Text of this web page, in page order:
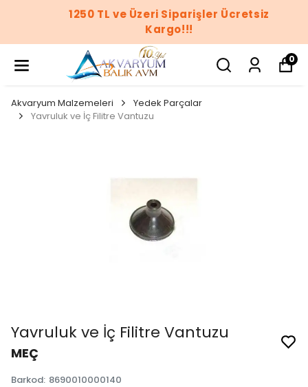
1250 TL ve Üzeri Siparişler Ücretsiz
Kargo!!!
0
Akvaryum Malzemeleri
Yedek Parçalar
Yavruluk ve İç Filitre Vantuzu
Yavruluk ve İç Filitre Vantuzu
MEÇ
Barkod: 8690010000140